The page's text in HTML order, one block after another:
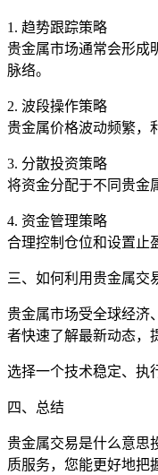
1. 趋势跟踪策略
贵金属市场通常会形成
脉络。
2. 波段操作策略
贵金属价格波动频繁，
3. 分散投资策略
将资金分配于不同贵金
4. 资金管理策略
合理控制仓位和设置止
三、如何利用贵金属交
贵金属市场受全球经济
者快速了解最新动态，
选择一个技术稳定、执
四、总结
贵金属交易是什么意思
质服务，您能更好地把